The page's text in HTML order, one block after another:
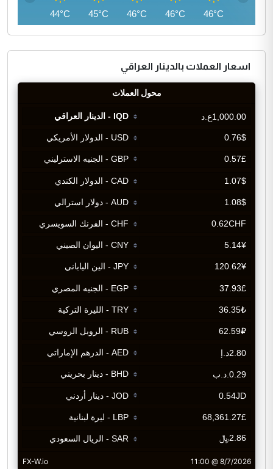
46°C
46°C
46°C
45°C
44°C
اسعار العملات بالدينار العراقي